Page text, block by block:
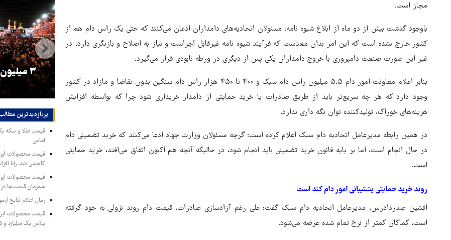
مجاز است.
باوجود گذشت بیش از دو ماه از ابلاغ شیوه نامه، مسئولان اتحادیه‌های دامداران اذعان می‌کنند که حتی یک راس دام هم از
کشور خارج نشده است که این امر بدان معناست که فرآیند شیوه نامه غیرقابل اجراست و نیاز به اصلاح و بازنگری دارد، در
غیر این صورت صنعت دامپروری با خروج دامداران یکی پس از دیگری در ورطه نابودی قرار می‌گیرد.
بنابر اعلام معاونت امور دام ۵.۵ میلیون راس دام سبک و ۴۰۰ تا ۴۵۰ هزار راس دام سنگین بدون تقاضا و مازاد در کشور
وجود دارد که هر چه سریع‌تر باید از طریق صادرات یا خرید حمایتی از دامدار خریداری شود چرا که بواسطه افزایش
هزینه‌های خوراک، تولیدکننده توان نگه داری ندارد.
در همین رابطه مدیرعامل اتحادیه دام سبک اعلام کرده است: گرچه مسئولان وزارت جهاد ادعا می‌کنند که خرید تضمینی دام
در حال انجام است، اما بر پایه قانون خرید تضمینی باید انجام شود، در حالیکه آنچه هم اکنون اتفاق می‌افتد، خرید حمایتی
است.
روند خرید حمایتی پشتیبانی امور دام کند است
افشین صدردادرس، مدیرعامل اتحادیه دام سبک گفت: علی رغم آزادسازی صادرات، قیمت دام روند نزولی به خود گرفته
است، کماکان کمتر از نرخ تمام شده عرضه می‌شود.
در منطقه درمانده کرد
جنگ‌طلبی است!
۳
پربازدیدترین‌
امامی
کاهشی شد، رانا
همزمان قیمت‌ها در
زمان اعلام نتایج
پلاس یک میلیارد و ۹۰۵ میلیون تومان